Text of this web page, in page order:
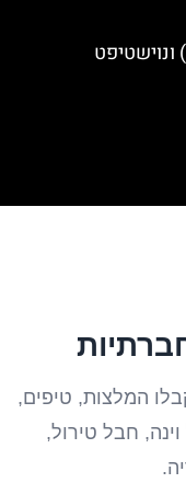
מלונות מומלצים במידרס (Mieders) ונוישטיפט
המלצות, טיפים,
חבל טירול,